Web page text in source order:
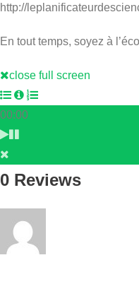
http://
En tout temps, soyez à
close full screen
00:00
0 Reviews